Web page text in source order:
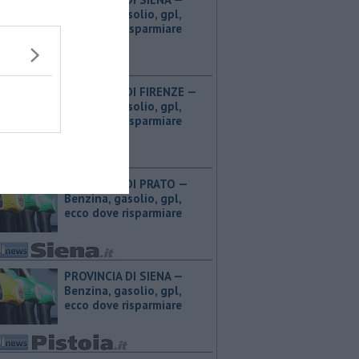
Benzina, gasolio, gpl,
ecco dove risparmiare
PROVINCIA DI FIRENZE — ​
Benzina, gasolio, gpl,
ecco dove risparmiare
PROVINCIA DI PRATO — ​
Benzina, gasolio, gpl,
ecco dove risparmiare
PROVINCIA DI SIENA — ​
Benzina, gasolio, gpl,
ecco dove risparmiare